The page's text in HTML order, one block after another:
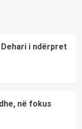
i ndërpret
në fokus